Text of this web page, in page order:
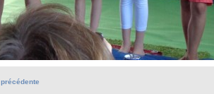
précédente